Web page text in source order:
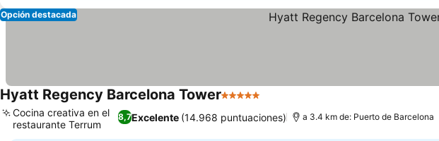
Opción destacada
Hyatt Regency Barcelona Tower5 Estrellas
8,7Excelente (14.968 puntuaciones)
Cocina creativa en el
restaurante Terrum
a 3.4 km de: Puerto de Barcelona